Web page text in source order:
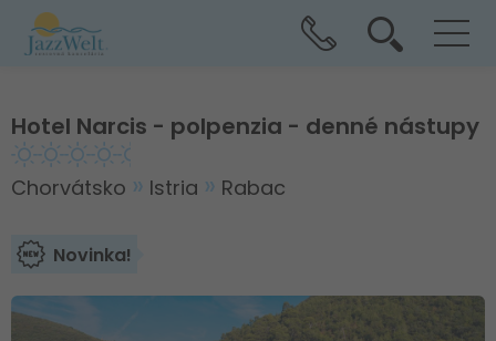
Hotel Narcis - polpenzia - denné nástupy
Chorvátsko Istria Rabac
Novinka!